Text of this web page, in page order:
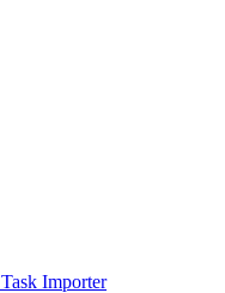
Task Importer